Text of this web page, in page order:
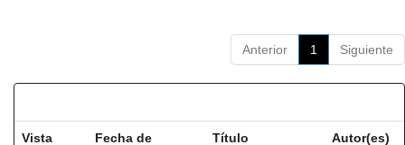
Anterior 1 Siguiente
Vista
Fecha de
Título Autor(es)